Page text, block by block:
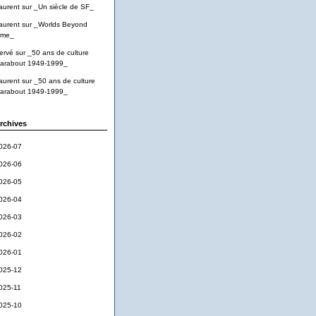
sur _Un siècle de SF_
sur
_Worlds Beyond
sur
_50 ans de culture
1949-1999_
sur
_50 ans de culture
1949-1999_
07
06
05
04
03
02
01
12
11
10